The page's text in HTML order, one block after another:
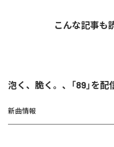
こんな記事も
泡く、脆く。、「89」を配
新曲情報